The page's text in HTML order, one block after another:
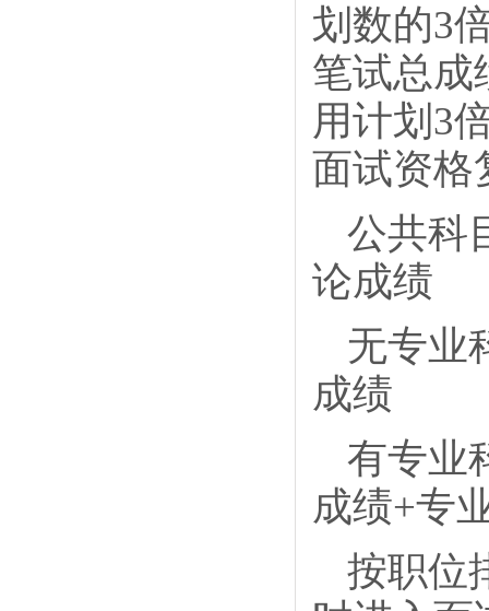
划数的3
笔试总成
用计划3
面试资格
公共科
论成绩
无专业
成绩
有专业
成绩+专
按职位